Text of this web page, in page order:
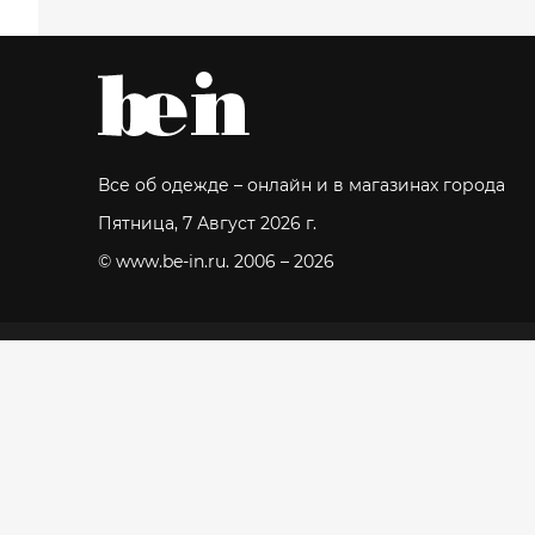
Все об одежде – онлайн и в магазинах города
Пятница, 7 Август 2026 г.
© www.be-in.ru. 2006 – 2026